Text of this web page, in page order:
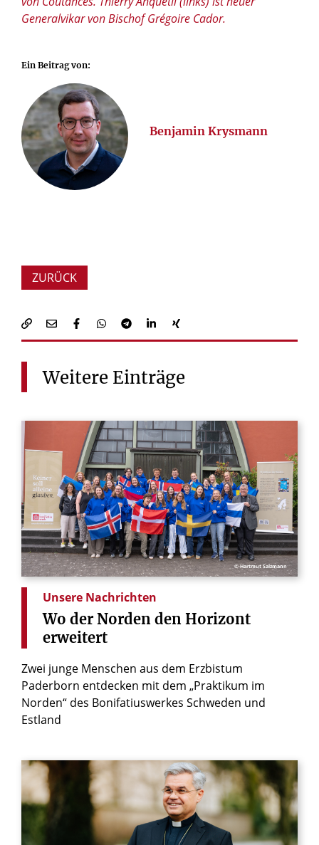
Generalvikar von Bischof Grégoire Cador.
Ein Beitrag von:
Benjamin Krysmann
ZURÜCK
Weitere Einträge
© Hartmut Salzmann
Unsere Nachrichten
Wo der Norden den Horizont
erweitert
Zwei junge Menschen aus dem Erzbistum
Paderborn entdecken mit dem „Praktikum im
Norden“ des Bonifatiuswerkes Schweden und
Estland